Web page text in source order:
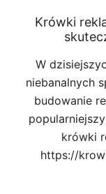
Krówki
W
niebanalnych
budowanie
krówki
https://